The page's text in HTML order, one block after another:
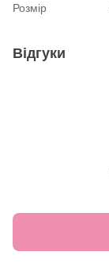
Розмір
Відгуки